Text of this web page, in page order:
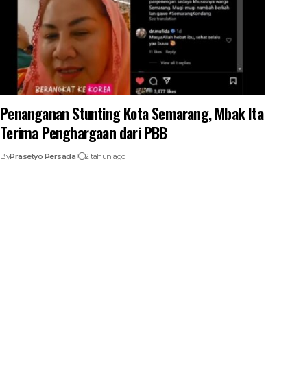
Penanganan Stunting Kota Semarang, Mbak Ita
Terima Penghargaan dari PBB
ByPrasetyo Persada 2 tahun ago